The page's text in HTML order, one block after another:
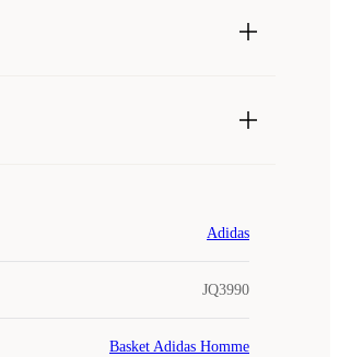
Adidas
JQ3990
Basket Adidas Homme